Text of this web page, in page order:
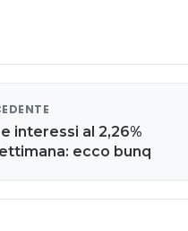
interessi al 2,26%
ecco bunq